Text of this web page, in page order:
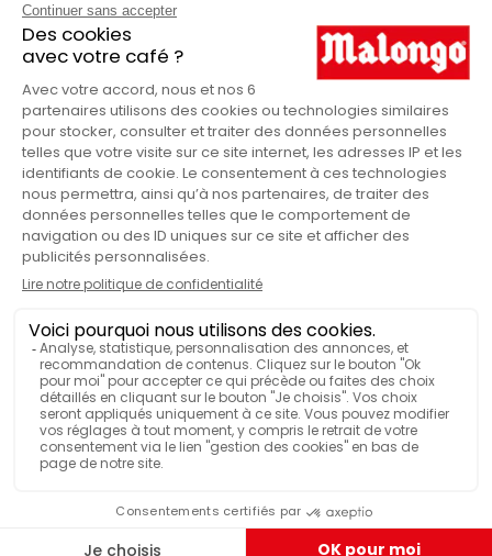
FRENCH PRESS : QUELQUES
CONSEILS D’UTILISATION
À moins d’utiliser tout spécialement un
, la meilleure façon d’obtenir la bonne mouture de
café pour votre french press est d’investir dans unmoulin à
. Une cafetière à piston nécessite d’utiliser un café